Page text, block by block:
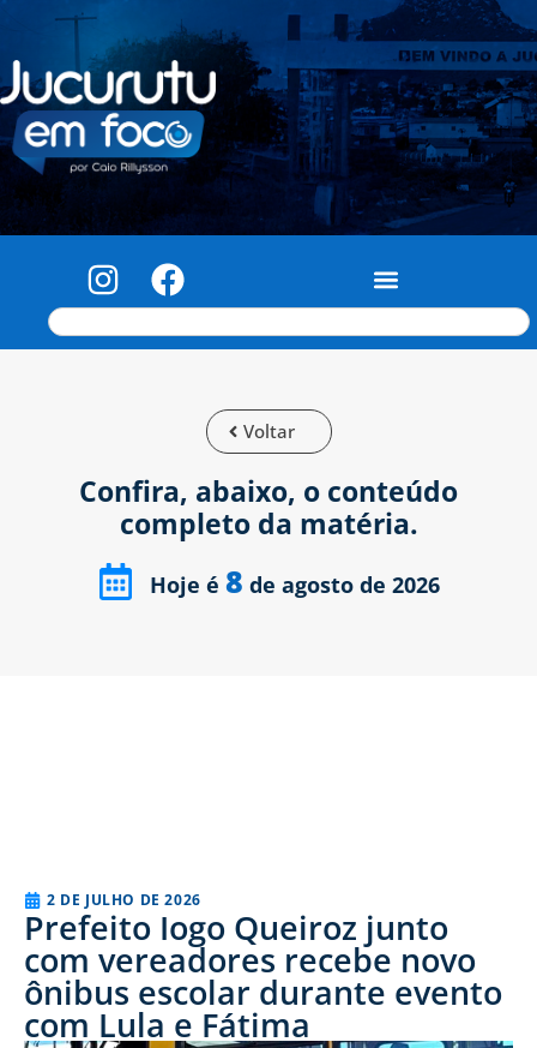
Voltar
Confira, abaixo, o conteúdo
completo da matéria.
Hoje é 8 de agosto de 2026
2 DE JULHO DE 2026
Prefeito Iogo Queiroz junto
com vereadores recebe novo
ônibus escolar durante evento
com Lula e Fátima